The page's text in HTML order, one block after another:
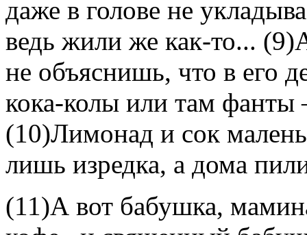
даже в голове не
ведь жили же как-то...
не объяснишь, что в его
кока-колы или там фанты
(10)Лимонад и сок
лишь изредка, а дома
(11)А вот бабушка,